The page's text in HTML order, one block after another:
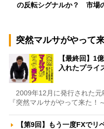
の反転シグナルか？ 市場
突然マルサがやって
【最終回】1
入れたプラ
2009年12月に発行された元
『突然マルサがやって来た！
【第9回】もう一度FXで